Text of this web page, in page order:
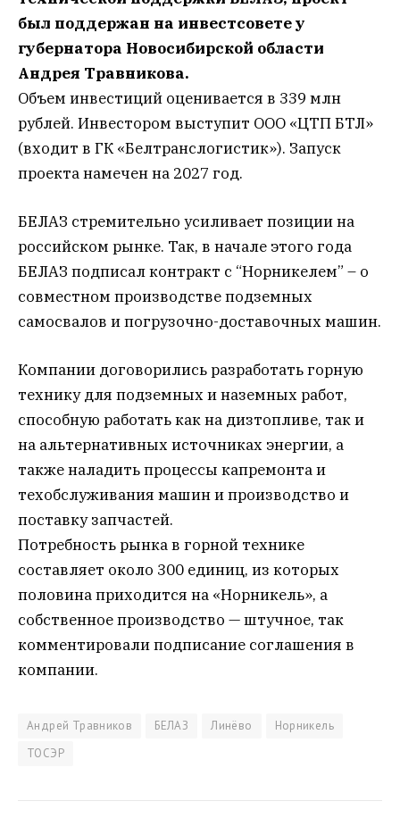
был поддержан на инвестсовете у
губернатора Новосибирской области
Андрея Травникова.
Объем инвестиций оценивается в 339 млн
рублей. Инвестором выступит ООО «ЦТП БТЛ»
(входит в ГК «Белтранслогистик»). Запуск
проекта намечен на 2027 год.
БЕЛАЗ стремительно усиливает позиции на
российском рынке. Так, в начале этого года
БЕЛАЗ подписал контракт с “Норникелем” – о
совместном производстве подземных
самосвалов и погрузочно-доставочных машин.
Компании договорились разработать горную
технику для подземных и наземных работ,
способную работать как на дизтопливе, так и
на альтернативных источниках энергии, а
также наладить процессы капремонта и
техобслуживания машин и производство и
поставку запчастей.
Потребность рынка в горной технике
составляет около 300 единиц, из которых
половина приходится на «Норникель», а
собственное производство — штучное, так
комментировали подписание соглашения в
компании.
Андрей Травников БЕЛАЗ Линёво
Норникель
ТОСЭР